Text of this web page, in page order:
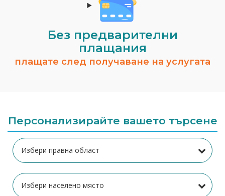
Без предварителни
плащания
плащате след получаване на услугата
Персонализирайте вашето търсене